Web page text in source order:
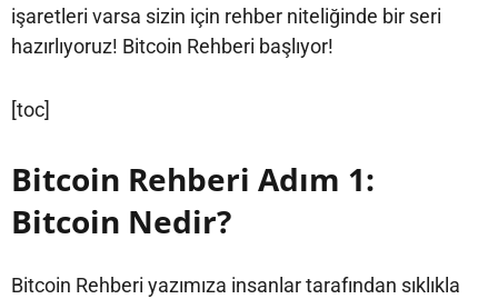
işaretleri varsa sizin için rehber niteliğinde bir seri
hazırlıyoruz! Bitcoin Rehberi başlıyor!
[toc]
Bitcoin Rehberi Adım 1:
Bitcoin Nedir?
Bitcoin Rehberi yazımıza insanlar tarafından sıklıkla